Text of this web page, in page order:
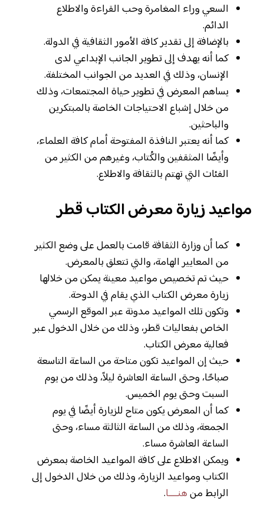
السعي وراء المغامرة وحب القراءة والاطلاع
الدائم.
بالإضافة إلى تقدير كافة الأمور الثقافية في الدولة.
كما أنه يهدف إلى تطوير الجانب الإبداعي لدى
الإنسان، وذلك في العديد من الجوانب المختلفة.
يساهم المعرض في تطوير حياة المجتمعات، وذلك
من خلال إشباع الاحتياجات الخاصة بالمبتكرين
والباحثين.
كما أنه يعتبر النافذة المفتوحة أمام كافة العلماء،
وأيضًا المثقفين والكُتاب، وغيرهم من الكثير من
الفئات التي تهتم بالثقافة والاطلاع.
مواعيد زيارة معرض الكتاب قطر
كما أن وزارة الثقافة قامت بالعمل على وضع الكثير
من المعايير الهامة، والتي تتعلق بالمعرض.
حيث تم تخصيص مواعيد معينة يمكن من خلالها
زيارة معرض الكتاب الذي يقام في الدوحة.
وتكون تلك المواعيد مدونة عبر الموقع الرسمي
الخاص بفعاليات قطر، وذلك من خلال الدخول عبر
فعالية معرض الكتاب.
حيث إن المواعيد تكون متاحة من الساعة التاسعة
صباحًا، وحتى الساعة العاشرة ليلاً، وذلك من يوم
السبت وحتى يوم الخميس.
كما أن المعرض يكون متاح للزيارة أيضًا في يوم
الجمعة، وذلك من الساعة الثالثة مساء، وحتى
الساعة العاشرة مساء.
ويمكن الاطلاع على كافة المواعيد الخاصة بمعرض
الكتاب ومواعيد الزيارة، وذلك من خلال الدخول إلى
الرابط منهنــــا.